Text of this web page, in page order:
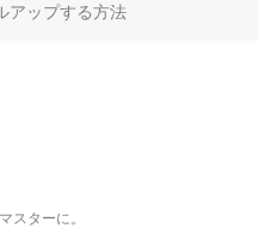
アップする方法
スターに。